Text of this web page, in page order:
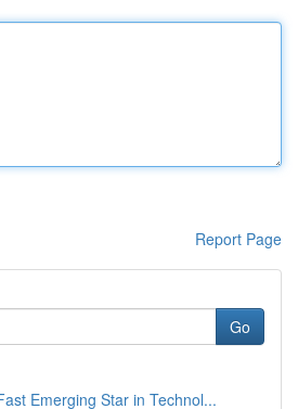
Report Page
Go
Emerging Star in Technol...